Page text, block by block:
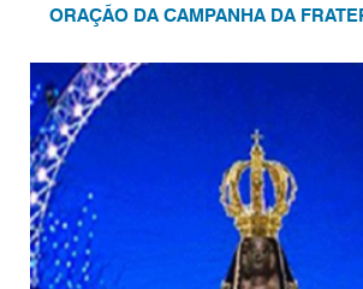
ORAÇÃO DA CAMPANHA DA